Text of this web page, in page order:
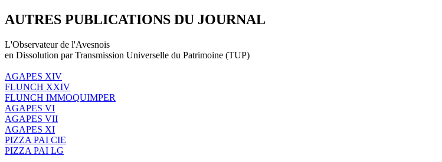
AUTRES PUBLICATIONS DU JOURNAL
L'Observateur de l'Avesnois
en Dissolution par Transmission Universelle du Patrimoine (TUP)
AGAPES XIV
FLUNCH XXIV
FLUNCH IMMOQUIMPER
AGAPES VI
AGAPES VII
AGAPES XI
PIZZA PAI CIE
PIZZA PAI LG